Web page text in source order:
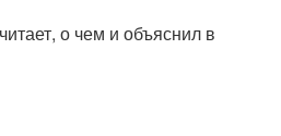
о чем и объяснил в